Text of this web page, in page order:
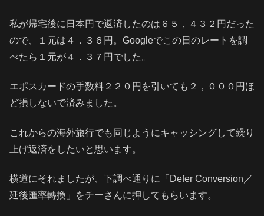
私が帰宅後に日本円で返済したのは６５，４３２円だった
ので、１元は４．３６円。Googleでこの日のレートを調
べたら１元が４．３７円でした。
エポスカードの手数料２２０円を引いても２，０００円ほ
ど損しないで済みました。
これからの海外旅行でも同じようにキャッシングして繰り
上げ返済をしたいと思います。
横道にそれましたが、下調べ通りに「Defer Conversion／
延後匯率轉換」をチーさんに押してもらいます。